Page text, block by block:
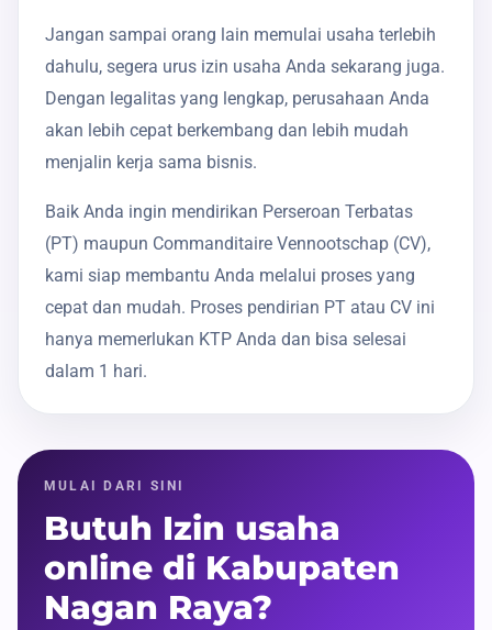
Jangan sampai orang lain memulai usaha terlebih
dahulu, segera urus izin usaha Anda sekarang juga.
Dengan legalitas yang lengkap, perusahaan Anda
akan lebih cepat berkembang dan lebih mudah
menjalin kerja sama bisnis.
Baik Anda ingin mendirikan Perseroan Terbatas
(PT) maupun Commanditaire Vennootschap (CV),
kami siap membantu Anda melalui proses yang
cepat dan mudah. Proses pendirian PT atau CV ini
hanya memerlukan KTP Anda dan bisa selesai
dalam 1 hari.
MULAI DARI SINI
Butuh Izin usaha
online di Kabupaten
Nagan Raya?